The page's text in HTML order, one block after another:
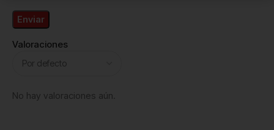
Valoraciones
No hay valoraciones aún.